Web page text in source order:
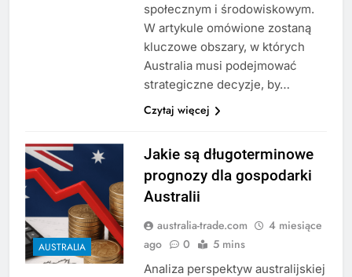
społecznym i środowiskowym.
W artykule omówione zostaną
kluczowe obszary, w których
Australia musi podejmować
strategiczne decyzje, by…
Czytaj więcej
AUSTRALIA
Jakie są długoterminowe
prognozy dla gospodarki
Australii
australia-trade.com
4 miesiące
ago
0 5 mins
Analiza perspektyw australijskiej